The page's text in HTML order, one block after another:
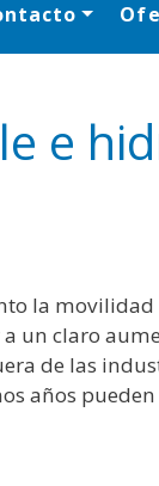
e
la
un claro
de las
años pueden